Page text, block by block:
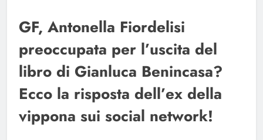
GF, Antonella Fiordelisi
preoccupata per l’uscita del
libro di Gianluca Benincasa?
Ecco la risposta dell’ex della
vippona sui social network!